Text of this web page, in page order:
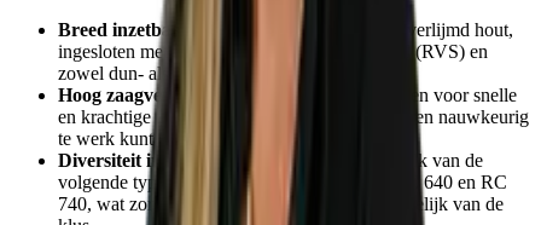
Breed inzetbaar:
geschikt voor levend hout, verlijmd hout,
ingesloten metaal zoals spijkers, roestvast staal (RVS) en
zowel dun- als dikwandige materialen.
Hoog zaagvermogen:
de bladen zijn ontworpen voor snelle
en krachtige zaagsneden, waardoor je efficiënt en nauwkeurig
te werk kunt gaan.
Diversiteit in types:
de set bevat 5 stuks van elk van de
volgende types: RC 150, RC 180, RC 270, RC 640 en RC
740, wat zorgt voor een optimale keuze afhankelijk van de